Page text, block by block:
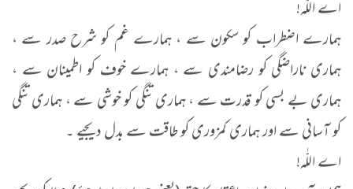
اے اللّٰہ!
ہمارے اضطراب کو سکون سے ، ہمارے غم کو شرح صدر سے ،
ہماری ناراضگی کو رضامندی سے ، ہمارے خوف کو اطمینان سے ،
ہماری بے بسی کو قدرت سے ، ہماری تنگی کو خوشی سے ، ہماری تنگی
کو آسانی سے اور ہماری کمزوری کو طاقت سے بدل دیجیے ۔
اے اللّٰہ!